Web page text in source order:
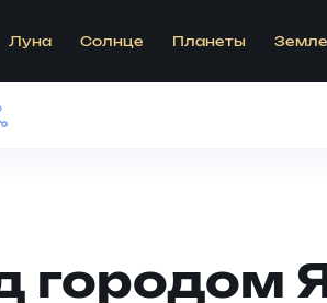
Луна Солнце Планеты
городом